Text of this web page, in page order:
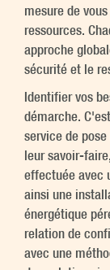
mesure de
ressources.
approche
sécurité et le
Identifier vos
démarche.
service de
leur savoir-
effectuée avec
ainsi une
énergétique
relation de
avec une